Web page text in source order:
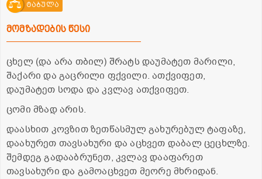
ტაბულა
მომზადების წესი
ცხელ (და არა თბილ) შრატს დაუმატეთ მარილი,
შაქარი და გაცრილი ფქვილი. ათქვიფეთ,
დაუმატეთ სოდა და კვლავ ათქვიფეთ.
ცომი მზად არის.
დაასხით კოვზით ზეთწასმულ გახურებულ ტაფაზე,
დაახურეთ თავსახური და აცხვეთ დაბალ ცეცხლზე.
შემდეგ გადააბრუნეთ, კვლავ დააფარეთ
თავსახური და გამოაცხვეთ მეორე მხრიდან.